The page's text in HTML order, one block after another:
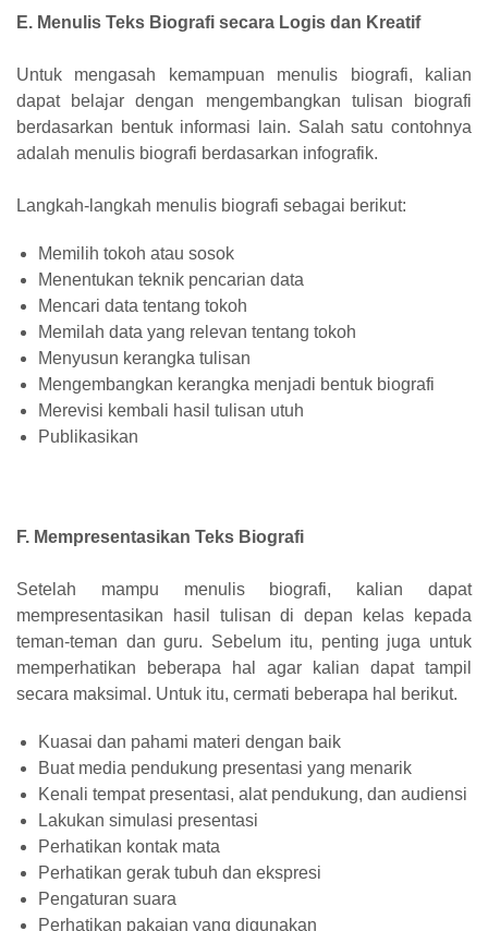
E. Menulis Teks Biografi secara Logis dan Kreatif
Untuk mengasah kemampuan menulis biografi, kalian
dapat belajar dengan mengembangkan tulisan biografi
berdasarkan bentuk informasi lain. Salah satu contohnya
adalah menulis biografi berdasarkan infografik.
Langkah-langkah menulis biografi sebagai berikut:
Memilih tokoh atau sosok
Menentukan teknik pencarian data
Mencari data tentang tokoh
Memilah data yang relevan tentang tokoh
Menyusun kerangka tulisan
Mengembangkan kerangka menjadi bentuk biografi
Merevisi kembali hasil tulisan utuh
Publikasikan
F. Mempresentasikan Teks Biografi
Setelah mampu menulis biografi, kalian dapat
mempresentasikan hasil tulisan di depan kelas kepada
teman-teman dan guru. Sebelum itu, penting juga untuk
memperhatikan beberapa hal agar kalian dapat tampil
secara maksimal. Untuk itu, cermati beberapa hal berikut.
Kuasai dan pahami materi dengan baik
Buat media pendukung presentasi yang menarik
Kenali tempat presentasi, alat pendukung, dan audiensi
Lakukan simulasi presentasi
Perhatikan kontak mata
Perhatikan gerak tubuh dan ekspresi
Pengaturan suara
Perhatikan pakaian yang digunakan